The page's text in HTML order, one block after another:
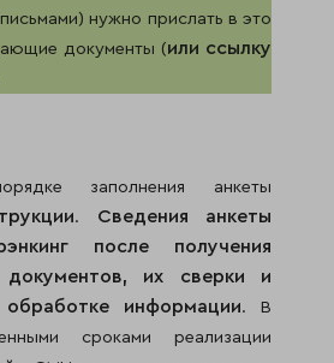
нужно прислать в это
документы (или ссылку
заполнения анкеты
. Сведения анкеты
после получения
их сверки и
информации. В
сроками реализации